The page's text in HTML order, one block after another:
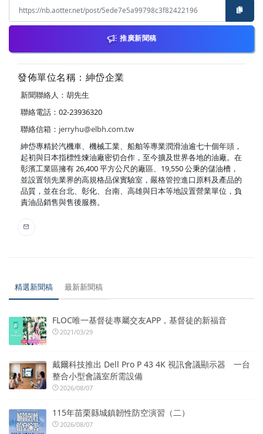
推廣新聞稿
發佈單位名稱：紳岱企業
新聞聯絡人：胡先生
聯絡電話：02-23936320
聯絡信箱： jerryhu@elbh.com.tw
紳岱專精於汽機車、機械工業、船舶等專業潤滑油逾七十個年頭，
起初與日本指標性煉油廠密切合作，至今擴及世界各地的油廠。在
彰濱工業區擁有 26,400 平方公尺的廠區、19,550 公秉的儲油槽，
並設置領先業界的高規格品保實驗室，嚴格管控進口原料及產品的
品質，並在台北、彰化、台南、高雄與日本等地設置營業單位，負
責油品銷售與售後服務。
精選新聞稿 最新新聞稿
FLOC唯一基督徒專屬交友APP，基督徒的新福音
2021/03/29
戴爾科技推出 Dell Pro P 43 4K 視訊會議顯示器 一台
整合小型會議室所需設備
2026/08/07
115年苗栗縣城鎮韌性防空演習（二）
2026/08/07